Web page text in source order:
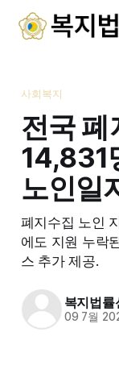
사회복지
전국 폐
14,831
노인일
폐지수집 노인
에도 지원 누락
스 추가 제공.
복지법률
09 7월